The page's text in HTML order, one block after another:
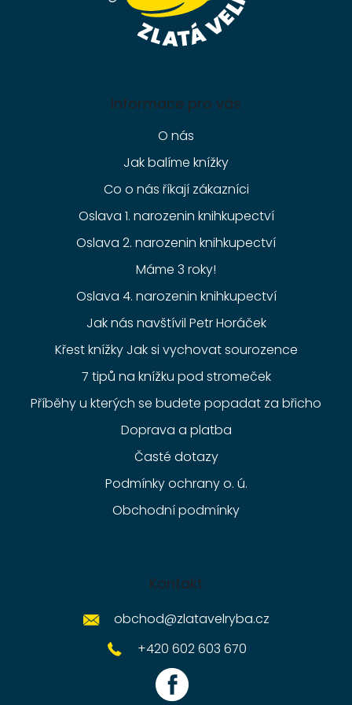
Informace pro vás
O nás
Jak balíme knížky
Co o nás říkají zákazníci
Oslava 1. narozenin knihkupectví
Oslava 2. narozenin knihkupectví
Máme 3 roky!
Oslava 4. narozenin knihkupectví
Jak nás navštívil Petr Horáček
Křest knížky Jak si vychovat sourozence
7 tipů na knížku pod stromeček
Příběhy u kterých se budete popadat za břicho
Doprava a platba
Časté dotazy
Podmínky ochrany o. ú.
Obchodní podmínky
Kontakt
obchod@zlatavelryba.cz
+420 602 603 670